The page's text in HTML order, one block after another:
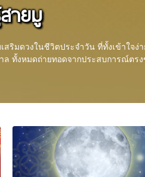
ายมู
สริมดวงในชีวิตประจำวัน ที่ทั้งเข้าใจง่
ทั้งหมดถ่ายทอดจากประสบการณ์ตร